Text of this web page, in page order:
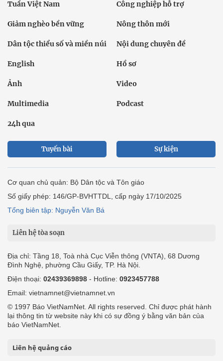
Tuần Việt Nam Công nghiệp hỗ trợ
Giảm nghèo bền vững Nông thôn mới
Dân tộc thiểu số và miền núi Nội dung chuyên đề
English Hồ sơ
Ảnh Video
Multimedia Podcast
24h qua
Tuyến bài Sự kiện
Cơ quan chủ quản: Bộ Dân tộc và Tôn giáo
Số giấy phép: 146/GP-BVHTTDL, cấp ngày 17/10/2025
Tổng biên tập: Nguyễn Văn Bá
Liên hệ tòa soạn
Địa chỉ: Tầng 18, Toà nhà Cục Viễn thông (VNTA), 68 Dương
Đình Nghệ, phường Cầu Giấy, TP. Hà Nội.
Điện thoại: 02439369898 - Hotline: 0923457788
Email: vietnamnet@vietnamnet.vn
© 1997 Báo VietNamNet. All rights reserved. Chỉ được phát hành
lại thông tin từ website này khi có sự đồng ý bằng văn bản của
báo VietNamNet.
Liên hệ quảng cáo